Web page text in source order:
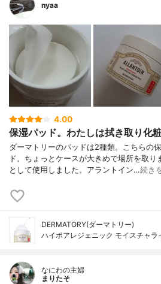
nyaa
4.00
保湿パッド。わたしは拭き取り化粧
ダーマトリーのパッドは2種類。こちらの
ド。ちょっとケースが大きめで場所を取
として使用しました。アラントイン…続き
DERMATORY(ダーマトリー)
ハイポアレジェニック モイスチャラ
なにわの主婦
まりたそ